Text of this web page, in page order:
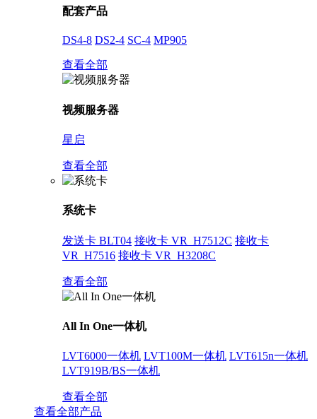
配套产品
DS4-8 DS2-4 SC-4 MP905
查看全部
视频服务器
星启
查看全部
系统卡
发送卡 BLT04 接收卡 VR_H7512C 接收卡
VR_H7516 接收卡 VR_H3208C
查看全部
All In One一体机
LVT6000一体机 LVT100M一体机 LVT615n一体机
LVT919B/BS一体机
查看全部
查看全部产品